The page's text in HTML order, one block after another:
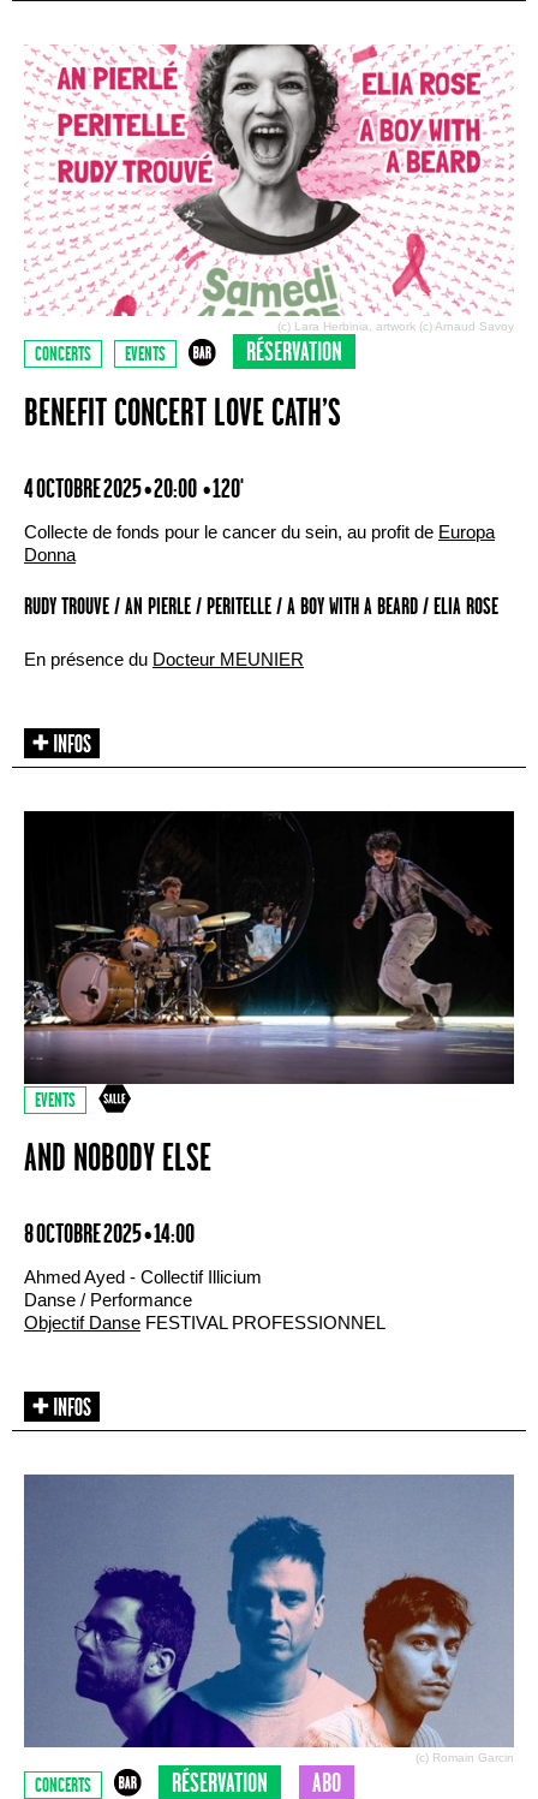
(c) Lara Herbinia, artwork (c) Arnaud Savoy
CONCERTS EVENTS RÉSERVATION
BENEFIT CONCERT LOVE CATH’S
4 OCTOBRE 2025 • 20:00 • 120'
Collecte de fonds pour le cancer du sein, au profit de Europa
Donna
RUDY TROUVE / AN PIERLE / PERITELLE / A BOY WITH A BEARD / ELIA ROSE
En présence du Docteur MEUNIER
EVENTS
AND NOBODY ELSE
8 OCTOBRE 2025 • 14:00
Ahmed Ayed - Collectif Illicium
Danse / Performance
Objectif Danse FESTIVAL PROFESSIONNEL
(c) Romain Garcin
CONCERTS RÉSERVATION ABO